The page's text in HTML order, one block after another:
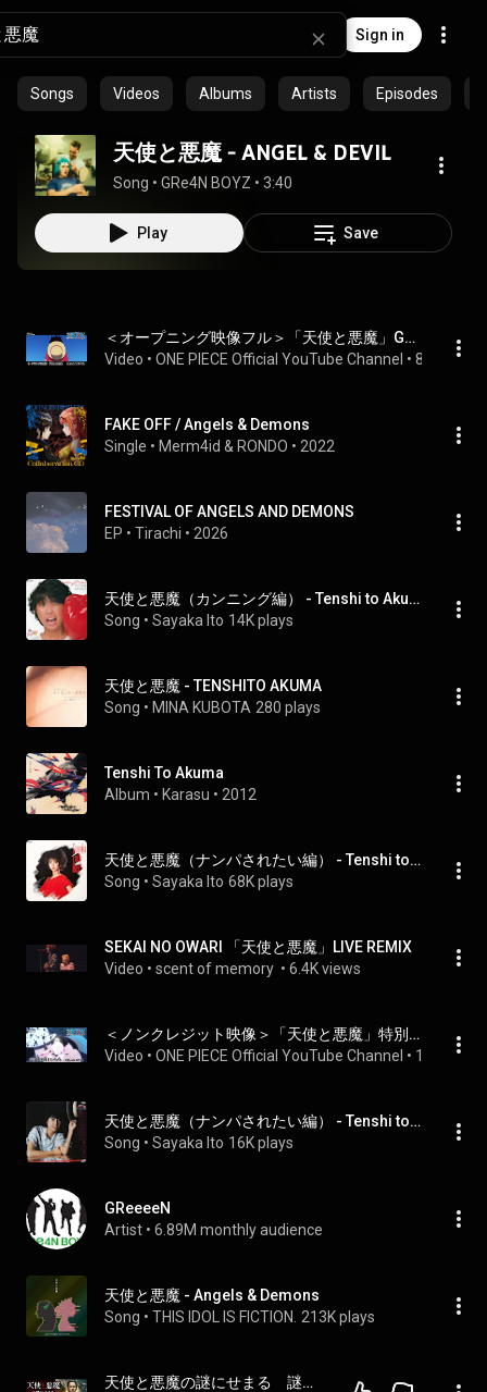
Sign in
Songs Videos Albums Artists Episodes
天使と悪魔 - ANGEL & DEVIL
Song • GRe4N BOYZ • 3:40
Play Save
＜オープニング映像フル＞「天使と悪魔」GRe4N BOYZ／TVアニメ「ONE PIECE」
Video • ONE PIECE Official YouTube Channel •
FAKE OFF / Angels & Demons
Single • Merm4id & RONDO • 2022
FESTIVAL OF ANGELS AND DEMONS
EP • Tirachi • 2026
天使と悪魔（カンニング編） - Tenshi to Akuma (Cunning Hen)
Song • Sayaka Ito 14K plays
天使と悪魔 - TENSHITO AKUMA
Song • MINA KUBOTA 280 plays
Tenshi To Akuma
Album • Karasu • 2012
天使と悪魔（ナンパされたい編） - Tenshi to Akuma (Nanpa Saretai Hen)
Song • Sayaka Ito 68K plays
SEKAI NO OWARI 「天使と悪魔」LIVE REMIX
Video • scent of memory • 6.4K views
＜ノンクレジット映像＞「天使と悪魔」特別ver.／GRe4N BOYZ
Video • ONE PIECE Official YouTube Channel •
天使と悪魔（ナンパされたい編） - Tenshi to Akuma (Nanpa Saretai Hen)
Song • Sayaka Ito 16K plays
GReeeeN
Artist • 6.89M monthly audience
天使と悪魔 - Angels & Demons
Song • THIS IDOL IS FICTION. 213K plays
天使と悪魔の謎にせまる　謎が明らかに！